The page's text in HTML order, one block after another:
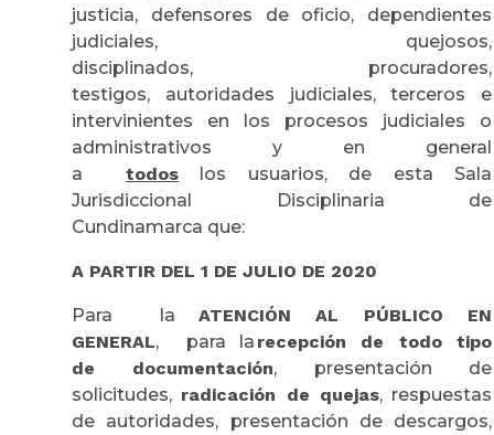
justicia, defensores de oficio, dependientes
judiciales, quejosos,
disciplinados, procuradores,
testigos, autoridades judiciales, terceros e
intervinientes en los procesos judiciales o
administrativos y en general
a todoslos usuarios, de esta Sala
Jurisdiccional Disciplinaria de
Cundinamarca que:
A PARTIR DEL 1 DE JULIO DE 2020
Para la ATENCIÓN AL PÚBLICO EN
GENERAL, para la recepción de todo tipo
de documentación, presentación de
solicitudes, radicación de quejas, respuestas
de autoridades, presentación de descargos,